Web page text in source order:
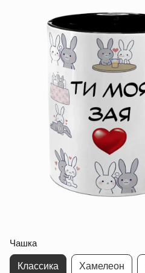
Чашка
Классика Хамелеон